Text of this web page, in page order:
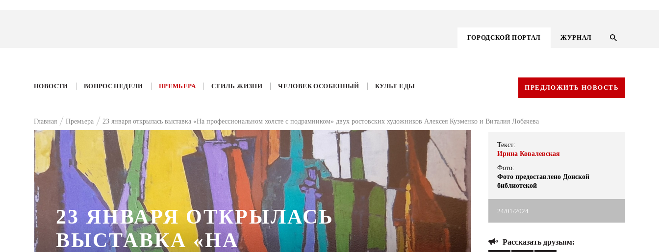
ГОРОДСКОЙ ПОРТАЛ ЖУРНАЛ
НОВОСТИ ВОПРОС НЕДЕЛИ ПРЕМЬЕРА СТИЛЬ ЖИЗНИ ЧЕЛОВЕК ОСОБЕННЫЙ КУЛЬТ ЕДЫ ПРЕДЛОЖИТЬ НОВОСТЬ
Главная Премьера 23 января открылась выставка «На профессиональном холсте с подрамником» двух ростовских художников Алексея Кузменко и Виталия Лобачева
23 ЯНВАРЯ ОТКРЫЛАСЬ
ВЫСТАВКА «НА
Текст:
Ирина Ковалевская
Фото:
Фото предоставлено Донской
библиотекой
24/01/2024
Рассказать друзьям: